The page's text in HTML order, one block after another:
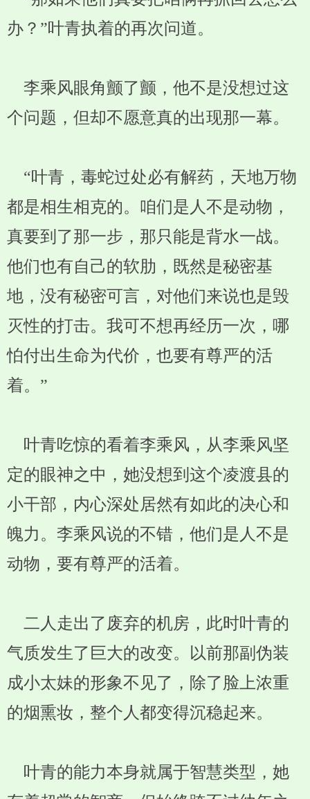
办？”叶青执着的再次问道。
李乘风眼角颤了颤，他不是没想过这
个问题，但却不愿意真的出现那一幕。
“叶青，毒蛇过处必有解药，天地万物
都是相生相克的。咱们是人不是动物，
真要到了那一步，那只能是背水一战。
他们也有自己的软肋，既然是秘密基
地，没有秘密可言，对他们来说也是毁
灭性的打击。我可不想再经历一次，哪
怕付出生命为代价，也要有尊严的活
着。”
叶青吃惊的看着李乘风，从李乘风坚
定的眼神之中，她没想到这个凌渡县的
小干部，内心深处居然有如此的决心和
魄力。李乘风说的不错，他们是人不是
动物，要有尊严的活着。
二人走出了废弃的机房，此时叶青的
气质发生了巨大的改变。以前那副伪装
成小太妹的形象不见了，除了脸上浓重
的烟熏妆，整个人都变得沉稳起来。
叶青的能力本身就属于智慧类型，她